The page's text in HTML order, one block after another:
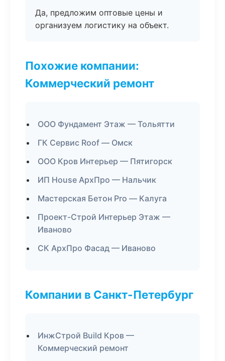
Да, предложим оптовые цены и
организуем логистику на объект.
Похожие компании:
Коммерческий ремонт
ООО Фундамент Этаж — Тольятти
ГК Сервис Roof — Омск
ООО Кров Интерьер — Пятигорск
ИП House АрхПро — Нальчик
Мастерская Бетон Pro — Калуга
Проект-Строй Интерьер Этаж —
Иваново
СК АрхПро Фасад — Иваново
Компании в Санкт-Петербург
ИнжСтрой Build Кров —
Коммерческий ремонт